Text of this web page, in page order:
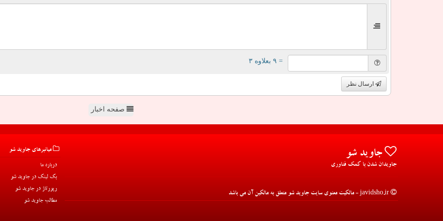
= ۹ بعلاوه ۳
ارسال نظر
صفحه اخبار
جاوید شو
جاویدان شدن با کمک فناوری
میانبرهای جاوید شو
درباره ما
بک لینک در جاوید شو
رپورتاژ در جاوید شو
مطالب جاوید شو